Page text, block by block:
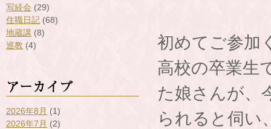
写経会 (29)
住職日記 (68)
地蔵講 (8)
巡教 (4)
アーカイブ
2026年8月 (1)
2026年7月 (2)
初めてご参加
高校の卒業生
た娘さんが、
られると伺い